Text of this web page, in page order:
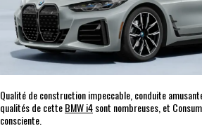
Qualité de construction impeccable, conduite
qualités de cetteBMW i4sont nombreuses, et
consciente.